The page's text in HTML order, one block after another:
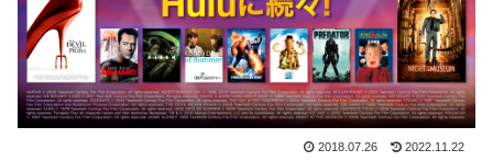
2018.07.26 2022.11.22